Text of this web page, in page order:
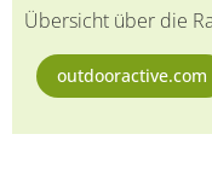
Übersicht über die
outdooractive.com